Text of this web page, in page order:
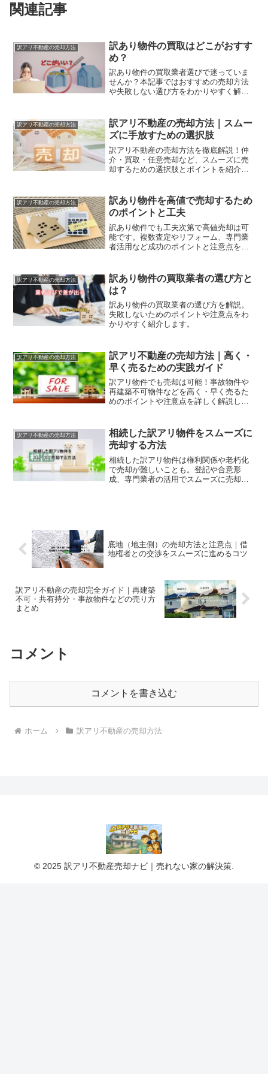
関連記事
訳アリ不動産の売却方法
訳あり物件の買取はどこがおすす
め？
訳あり物件の買取業者選びで迷っていま
せんか？本記事ではおすすめの売却方法
や失敗しない選び方をわかりやすく解説
訳アリ不動産の売却方法
訳アリ不動産の売却方法｜スムー
ズに手放すための選択肢
訳アリ不動産の売却方法を徹底解説！仲
介・買取・任意売却など、スムーズに売
却するための選択肢とポイントを紹介し
訳アリ不動産の売却方法
訳あり物件を高値で売却するため
のポイントと工夫
訳あり物件でも工夫次第で高値売却は可
能です。複数査定やリフォーム、専門業
者活用など成功のポイントと注意点を解
訳アリ不動産の売却方法
訳あり物件の買取業者の選び方と
は？
訳あり物件の買取業者の選び方を解説。
失敗しないためのポイントや注意点をわ
かりやすく紹介します。
訳アリ不動産の売却方法
訳アリ不動産の売却方法｜高く・
早く売るための実践ガイド
訳アリ物件でも売却は可能！事故物件や
再建築不可物件などを高く・早く売るた
めのポイントや注意点を詳しく解説しま
訳アリ不動産の売却方法
相続した訳アリ物件をスムーズに
売却する方法
相続した訳アリ物件は権利関係や老朽化
で売却が難しいことも。登記や合意形
成、専門業者の活用でスムーズに売却す
底地（地主側）の売却方法と注意点｜借
地権者との交渉をスムーズに進めるコツ
訳アリ不動産の売却完全ガイド｜再建築
不可・共有持分・事故物件などの売り方
まとめ
コメント
コメントを書き込む
ホーム 訳アリ不動産の売却方法
© 2025 訳アリ不動産売却ナビ｜売れない家の解決策.